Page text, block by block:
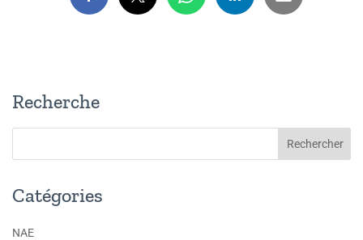
Recherche
Catégories
NAE